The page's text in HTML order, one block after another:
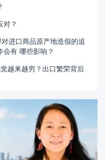
对？
进口商品原产地造假的追
有 哪些影响？
越来越穷？出口繁荣背后